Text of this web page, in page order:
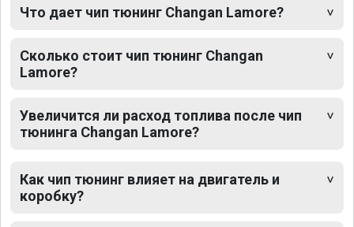
Что дает чип тюнинг Changan Lamore?
Сколько стоит чип тюнинг Changan
Lamore?
Увеличится ли расход топлива после чип
тюнинга Changan Lamore?
Как чип тюнинг влияет на двигатель и
коробку?